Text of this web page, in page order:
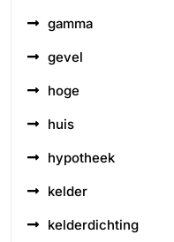
gamma
gevel
hoge
huis
hypotheek
kelder
kelderdichting